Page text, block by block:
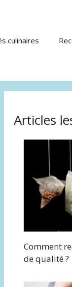
culinaires
Articles
Comment
de qualité ?